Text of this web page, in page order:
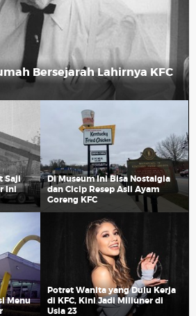
Bersejarah Lahirnya KFC
Saji
Ini
Di Museum Ini Bisa Nostalgia
dan Cicip Resep Asli Ayam
Goreng KFC
Menu
Potret Wanita yang Dulu Kerja
di KFC, Kini Jadi Miliuner di
Usia 23